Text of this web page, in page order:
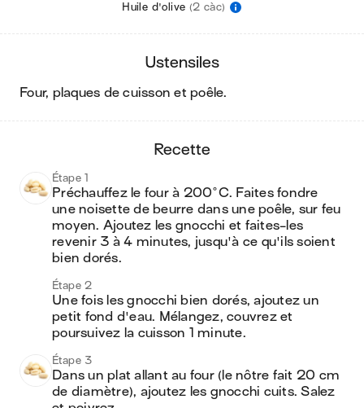
Huile d'olive (2 càc)
ustensiles
four, plaques de cuisson et poêle.
recette
Étape 1
Préchauffez le four à 200°C. Faites fondre
une noisette de beurre dans une poêle, sur feu
moyen. Ajoutez les gnocchi et faites-les
revenir 3 à 4 minutes, jusqu'à ce qu'ils soient
bien dorés.
Étape 2
Une fois les gnocchi bien dorés, ajoutez un
petit fond d'eau. Mélangez, couvrez et
poursuivez la cuisson 1 minute.
Étape 3
Dans un plat allant au four (le nôtre fait 20 cm
de diamètre), ajoutez les gnocchi cuits. Salez